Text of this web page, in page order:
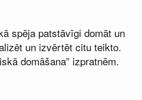
spēja patstāvīgi domāt un
un izvērtēt citu teikto.
domāšana” izpratnēm.